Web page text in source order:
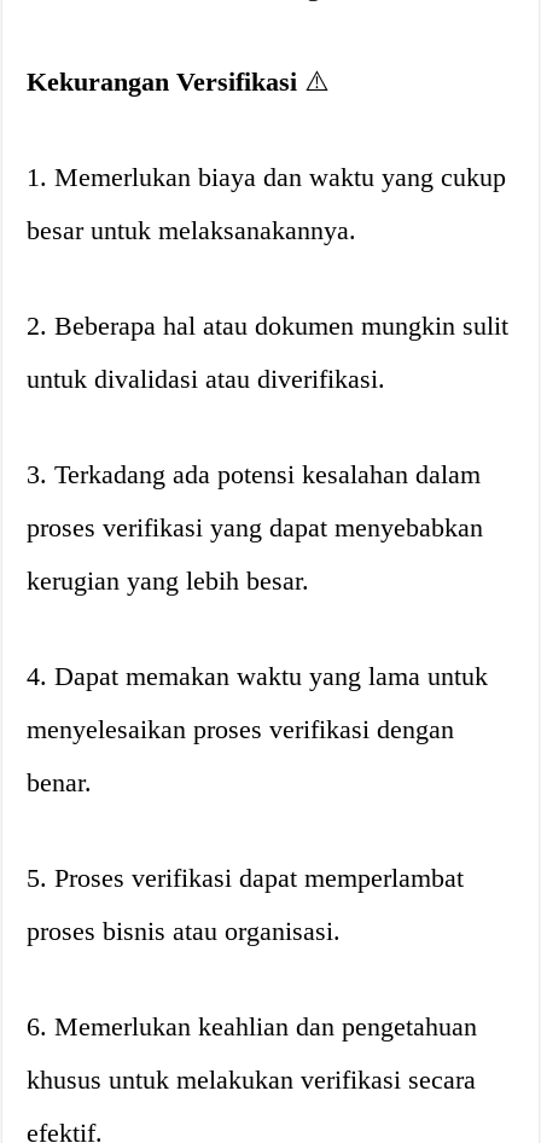
Kekurangan Versifikasi ⚠️
1. Memerlukan biaya dan waktu yang cukup
besar untuk melaksanakannya.
2. Beberapa hal atau dokumen mungkin sulit
untuk divalidasi atau diverifikasi.
3. Terkadang ada potensi kesalahan dalam
proses verifikasi yang dapat menyebabkan
kerugian yang lebih besar.
4. Dapat memakan waktu yang lama untuk
menyelesaikan proses verifikasi dengan
benar.
5. Proses verifikasi dapat memperlambat
proses bisnis atau organisasi.
6. Memerlukan keahlian dan pengetahuan
khusus untuk melakukan verifikasi secara
efektif.